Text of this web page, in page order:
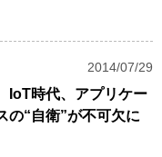
2014/07/29
IoT時代、アプリケー
の“自衛”が不可欠に